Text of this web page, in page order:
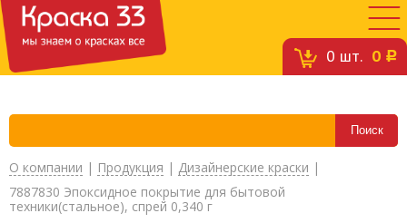
0 шт. 0 c
О компании | Продукция | Дизайнерские краски |
7887830 Эпоксидное покрытие для бытовой
техники(стальное), спрей 0,340 г